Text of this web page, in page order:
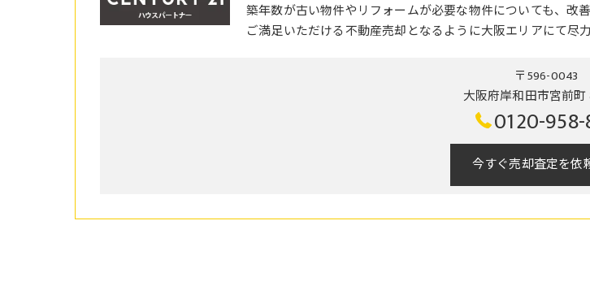
築年数が古い物件やリフォームが必要な物件についても、改
ご満足いただける不動産売却となるように大阪エリアにて尽
〒596-0043
大阪府岸和田市宮前町
0120-
今すぐ売却査定を依